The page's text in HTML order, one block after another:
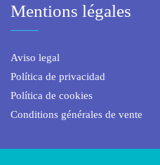
Mentions légales
Aviso legal
Política de privacidad
Política de cookies
Conditions générales de vente